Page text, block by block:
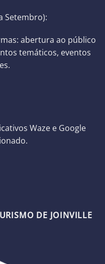
Setembro):
abertura ao público
temáticos, eventos
Waze e Google
DE JOINVILLE